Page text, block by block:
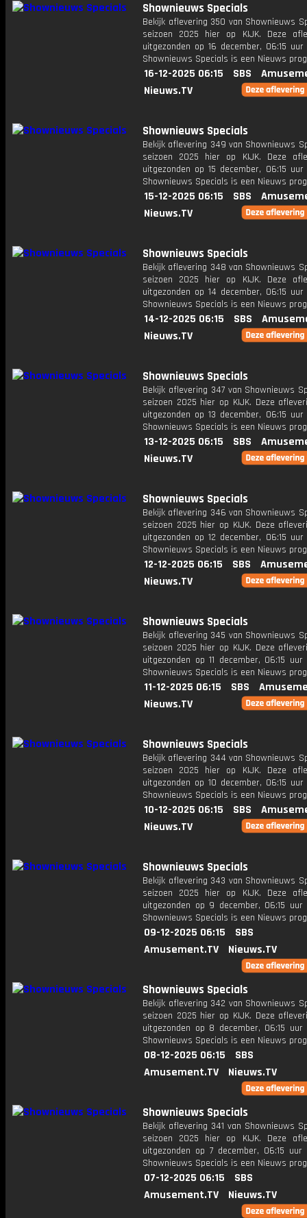
Shownieuws Specials
Bekijk aflevering 350 van Shownieuws
seizoen 2025 hier op KIJK. Deze
uitgezonden op 16 december, 06:15
Shownieuws Specials is een Nieuws
16-12-2025 06:15 SBS
Nieuws.TV
Shownieuws Specials
Bekijk aflevering 349 van Shownieuws
seizoen 2025 hier op KIJK. Deze
uitgezonden op 15 december, 06:15
Shownieuws Specials is een Nieuws
15-12-2025 06:15 SBS
Nieuws.TV
Shownieuws Specials
Bekijk aflevering 348 van Shownieuws
seizoen 2025 hier op KIJK. Deze
uitgezonden op 14 december, 06:15
Shownieuws Specials is een Nieuws
14-12-2025 06:15 SBS
Nieuws.TV
Shownieuws Specials
Bekijk aflevering 347 van Shownieuws
seizoen 2025 hier op KIJK. Deze
uitgezonden op 13 december, 06:15
Shownieuws Specials is een Nieuws
13-12-2025 06:15 SBS
Nieuws.TV
Shownieuws Specials
Bekijk aflevering 346 van Shownieuws
seizoen 2025 hier op KIJK. Deze
uitgezonden op 12 december, 06:15
Shownieuws Specials is een Nieuws
12-12-2025 06:15 SBS
Nieuws.TV
Shownieuws Specials
Bekijk aflevering 345 van Shownieuws
seizoen 2025 hier op KIJK. Deze
uitgezonden op 11 december, 06:15
Shownieuws Specials is een Nieuws
11-12-2025 06:15 SBS
Nieuws.TV
Shownieuws Specials
Bekijk aflevering 344 van Shownieuws
seizoen 2025 hier op KIJK. Deze
uitgezonden op 10 december, 06:15
Shownieuws Specials is een Nieuws
10-12-2025 06:15 SBS
Nieuws.TV
Shownieuws Specials
Bekijk aflevering 343 van Shownieuws
seizoen 2025 hier op KIJK. Deze
uitgezonden op 9 december, 06:15 uur
Shownieuws Specials is een Nieuws
09-12-2025 06:15
SBS
Amusement.TV
Nieuws.TV
Shownieuws Specials
Bekijk aflevering 342 van Shownieuws
seizoen 2025 hier op KIJK. Deze
uitgezonden op 8 december, 06:15 uur
Shownieuws Specials is een Nieuws
08-12-2025 06:15
SBS
Amusement.TV
Nieuws.TV
Shownieuws Specials
Bekijk aflevering 341 van Shownieuws
seizoen 2025 hier op KIJK. Deze
uitgezonden op 7 december, 06:15 uur
Shownieuws Specials is een Nieuws
07-12-2025 06:15
SBS
Amusement.TV
Nieuws.TV